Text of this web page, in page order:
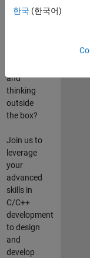
Do you
and
thinking
outside
the box?
Join us to
leverage
your
advanced
skills in
C/C++
development
to design
and
develop
한국 (한국어)